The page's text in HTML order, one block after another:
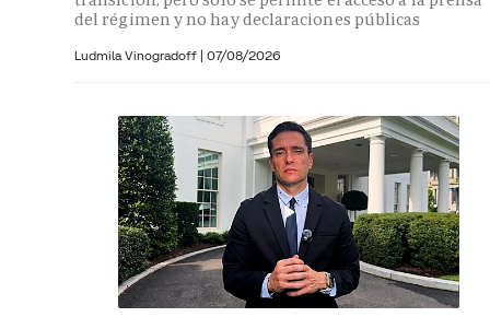
del régimen y no hay declaraciones públicas
Ludmila Vinogradoff | 07/08/2026